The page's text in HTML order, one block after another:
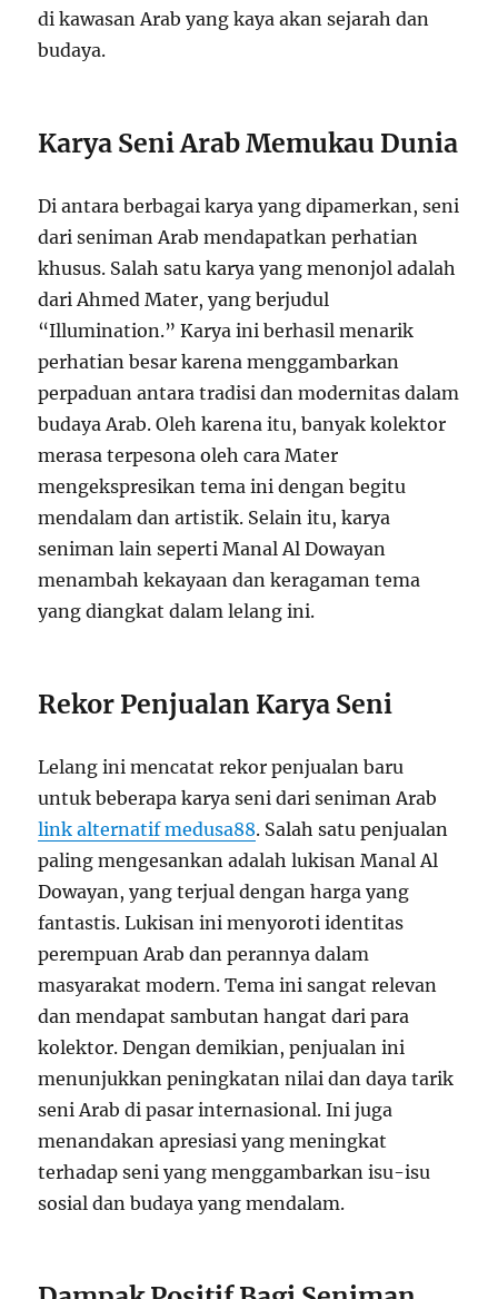
di kawasan Arab yang kaya akan sejarah dan
budaya.
Karya Seni Arab Memukau Dunia
Di antara berbagai karya yang dipamerkan, seni
dari seniman Arab mendapatkan perhatian
khusus. Salah satu karya yang menonjol adalah
dari Ahmed Mater, yang berjudul
“Illumination.” Karya ini berhasil menarik
perhatian besar karena menggambarkan
perpaduan antara tradisi dan modernitas dalam
budaya Arab. Oleh karena itu, banyak kolektor
merasa terpesona oleh cara Mater
mengekspresikan tema ini dengan begitu
mendalam dan artistik. Selain itu, karya
seniman lain seperti Manal Al Dowayan
menambah kekayaan dan keragaman tema
yang diangkat dalam lelang ini.
Rekor Penjualan Karya Seni
Lelang ini mencatat rekor penjualan baru
untuk beberapa karya seni dari seniman Arab
link alternatif medusa88. Salah satu penjualan
paling mengesankan adalah lukisan Manal Al
Dowayan, yang terjual dengan harga yang
fantastis. Lukisan ini menyoroti identitas
perempuan Arab dan perannya dalam
masyarakat modern. Tema ini sangat relevan
dan mendapat sambutan hangat dari para
kolektor. Dengan demikian, penjualan ini
menunjukkan peningkatan nilai dan daya tarik
seni Arab di pasar internasional. Ini juga
menandakan apresiasi yang meningkat
terhadap seni yang menggambarkan isu-isu
sosial dan budaya yang mendalam.